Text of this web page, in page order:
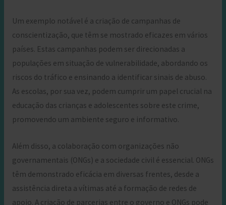
Um exemplo notável é a criação de campanhas de
conscientização, que têm se mostrado eficazes em vários
países. Estas campanhas podem ser direcionadas a
populações em situação de vulnerabilidade, abordando os
riscos do tráfico e ensinando a identificar sinais de abuso.
As escolas, por sua vez, podem cumprir um papel crucial na
educação das crianças e adolescentes sobre este crime,
promovendo um ambiente seguro e informativo.
Além disso, a colaboração com organizações não
governamentais (ONGs) e a sociedade civil é essencial. ONGs
têm demonstrado eficácia em diversas frentes, desde a
assistência direta a vítimas até a formação de redes de
apoio. A criação de parcerias entre o governo e ONGs pode